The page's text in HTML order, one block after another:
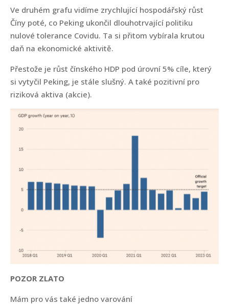
Ve druhém grafu vidíme zrychlující hospodářský růst
Číny poté, co Peking ukončil dlouhotrvající politiku
nulové tolerance Covidu. Ta si přitom vybírala krutou
daň na ekonomické aktivitě.
Přestože je růst čínského HDP pod úrovní 5% cíle, který
si vytyčil Peking, je stále slušný. A také pozitivní pro
riziková aktiva (akcie).
POZOR ZLATO
Mám pro vás také jedno varování